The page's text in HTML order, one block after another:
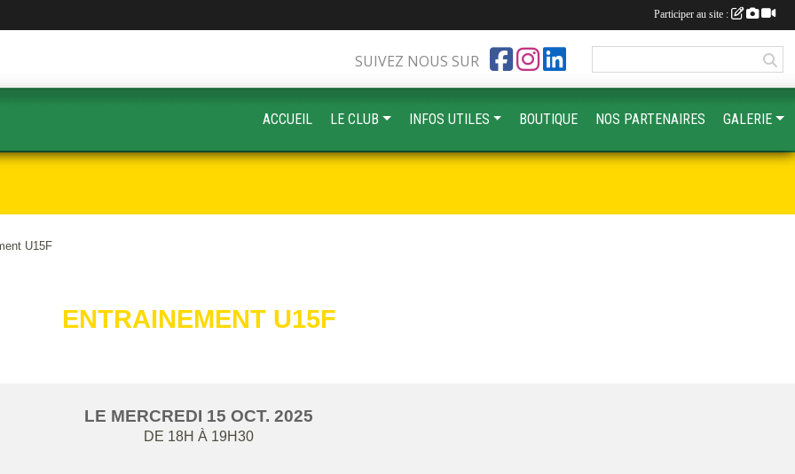
U15F
ENTRAINEMENT U15F
LE MERCREDI 15 OCT. 2025
DE 18H À 19H30
SUIVEZ NOUS SUR
ACCUEIL LE CLUB INFOS UTILES BOUTIQUE NOS PARTENAIRES GALERIE
Participer au site :